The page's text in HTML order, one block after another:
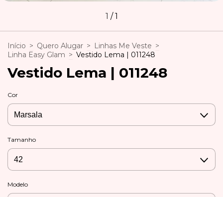
1 /1
Início > Quero Alugar > Linhas Me Veste >
Linha Easy Glam > Vestido Lema | 011248
Vestido Lema | 011248
Cor
Tamanho
Modelo